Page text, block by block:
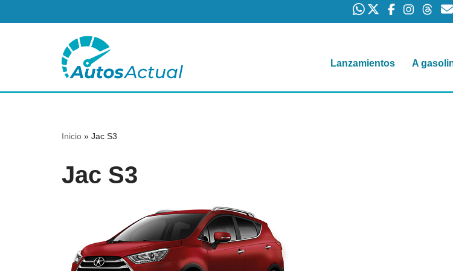
contenido
Lanzamientos A
Inicio » Jac S3
Jac S3